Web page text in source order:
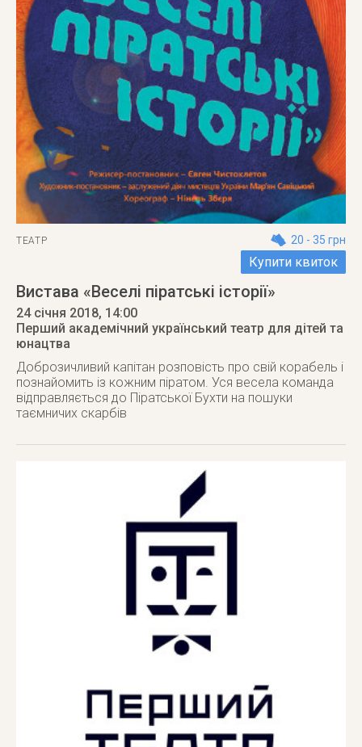
ТЕАТР 20 - 35 грн
Купити квиток
Вистава «Веселі піратські історії»
24 січня 2018, 14:00
Перший академічний український театр для дітей та
юнацтва
Доброзичливий капітан розповість про свій корабель і
познайомить із кожним піратом. Уся весела команда
відправляється до Піратської Бухти на пошуки
таємничих скарбів